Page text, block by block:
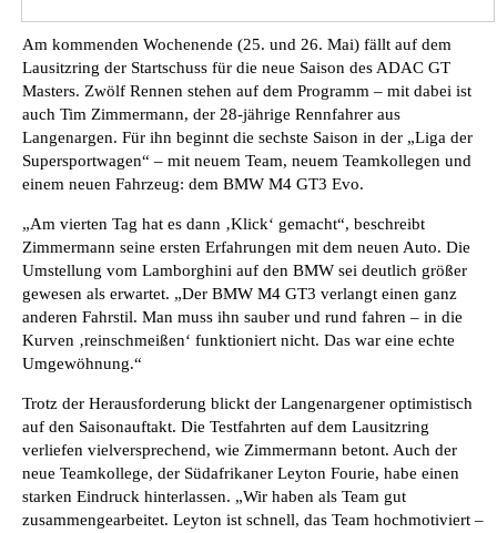
Am kommenden Wochenende (25. und 26. Mai) fällt auf dem
Lausitzring der Startschuss für die neue Saison des ADAC GT
Masters. Zwölf Rennen stehen auf dem Programm – mit dabei ist
auch Tim Zimmermann, der 28-jährige Rennfahrer aus
Langenargen. Für ihn beginnt die sechste Saison in der „Liga der
Supersportwagen“ – mit neuem Team, neuem Teamkollegen und
einem neuen Fahrzeug: dem BMW M4 GT3 Evo.
„Am vierten Tag hat es dann ‚Klick‘ gemacht“, beschreibt
Zimmermann seine ersten Erfahrungen mit dem neuen Auto. Die
Umstellung vom Lamborghini auf den BMW sei deutlich größer
gewesen als erwartet. „Der BMW M4 GT3 verlangt einen ganz
anderen Fahrstil. Man muss ihn sauber und rund fahren – in die
Kurven ‚reinschmeißen‘ funktioniert nicht. Das war eine echte
Umgewöhnung.“
Trotz der Herausforderung blickt der Langenargener optimistisch
auf den Saisonauftakt. Die Testfahrten auf dem Lausitzring
verliefen vielversprechend, wie Zimmermann betont. Auch der
neue Teamkollege, der Südafrikaner Leyton Fourie, habe einen
starken Eindruck hinterlassen. „Wir haben als Team gut
zusammengearbeitet. Leyton ist schnell, das Team hochmotiviert –